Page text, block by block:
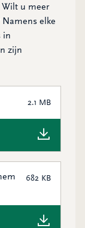
u meer
elke
in
zijn
2.1 MB
682 KB